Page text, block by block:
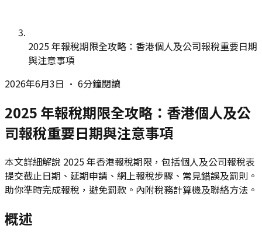
2025 年報稅期限全攻略：香港個人及公司報稅重要日期
與注意事項
2026年6月3日 • 6分鐘閱讀
2025 年報稅期限全攻略：香港個人及公
司報稅重要日期與注意事項
本文詳細解說 2025 年香港報稅期限，包括個人及公司報稅表
提交截止日期、延期申請、網上報稅步驟、常見錯誤及罰則。
助你準時完成報稅，避免罰款。內附稅務計算機及聯絡方法。
概述